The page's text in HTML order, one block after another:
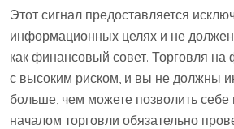
Этот сигнал предоставляется
информационных целях и не должен
как финансовый совет. Торговля
с высоким риском, и вы не должны
больше, чем можете позволить себе
началом торговли обязательно